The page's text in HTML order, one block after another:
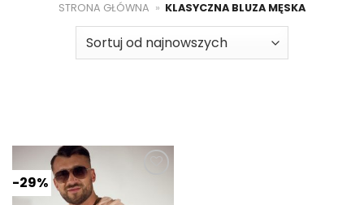
STRONA GŁÓWNA » KLASYCZNA BLUZA MĘSKA
-29%
ulubionych